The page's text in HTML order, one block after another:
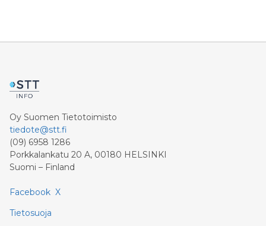
Oy Suomen Tietotoimisto
tiedote@stt.fi
(09) 6958 1286
Porkkalankatu 20 A, 00180 HELSINKI
Suomi – Finland
Facebook X
Tietosuoja